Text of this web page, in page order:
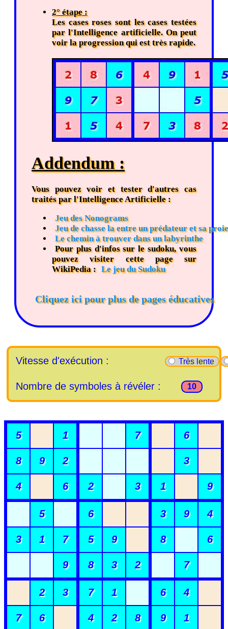
2° étape :
Les cases roses sont les cases testées
par l'Intelligence artificielle. On peut
voir la progression qui est très rapide.
Addendum :
Vous pouvez voir et tester d'autres cas
traités par l'Intelligence Artificielle :
Jeu des Nonograms
Jeu de chasse la entre un prédateur et sa
Le chemin à trouver dans un labyrinthe
Pour plus d'infos sur le sudoku, vous
pouvez visiter cette page sur
WikiPedia : Le jeu du Sudoku
Cliquez ici pour plus de pages éducatives
Vitesse d'exécution : Très lente
Nombre de symboles à révéler : 10
5 1 7 6
8 9 2 3
4 6 2 3 1 9
5 6 3 9 4
3 1 7 5 9 8 6
9 8 3 2 7
2 3 7 1 6 4
7 6 4 2 8 9 1